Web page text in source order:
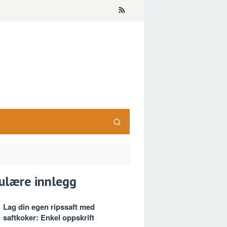
innlegg
Lag din egen ripssaft med
saftkoker: Enkel oppskrift